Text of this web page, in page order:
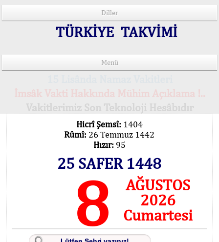
Diller
TÜRKİYE TAKVİMİ
Menü
Hicrî Şemsî: 1404
Rûmî: 26 Temmuz 1442
Hızır: 95
25 SAFER 1448
8
AĞUSTOS
2026
Cumartesi